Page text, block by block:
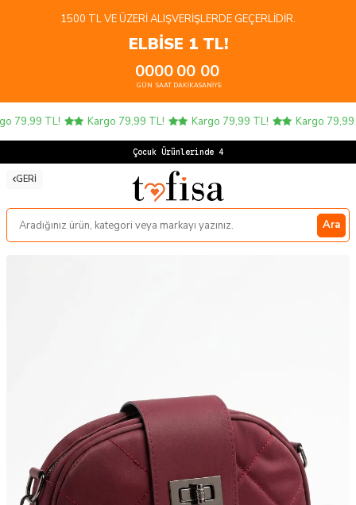
1500 TL VE ÜZERI ALIŞVERIŞLERDE GEÇERLIDIR.
ELBİSE 1 TL!
00
GÜN
00
SAAT
00
DAKIKA
00
SANIYE
79,99 TL! Kargo 79,99 TL! Kargo 79,99 TL! Kargo 79,99
Çocuk Ürünlerinde 4 A
GERI
Ara